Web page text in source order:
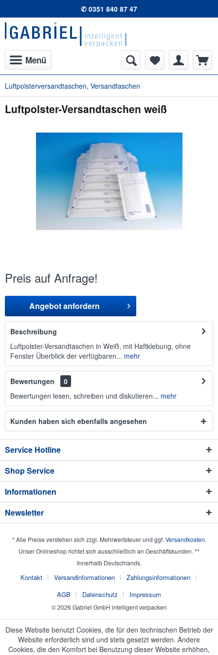
✆ 0351 840 87 47
Menü
Luftpolsterversandtaschen, Versandtaschen
Luftpolster-Versandtaschen weiß
Preis auf Anfrage!
Angebot anfordern
Beschreibung
Luftpolster-Versandtaschen in Weiß, mit Haftklebung, ohne
Fenster Überblick der verfügbaren... mehr
Bewertungen
0
Bewertungen lesen, schreiben und diskutieren... mehr
Kunden haben sich ebenfalls angesehen
Service Hotline
Shop Service
Informationen
Newsletter
* Alle Preise verstehen sich zzgl. Mehrwertsteuer und ggf. Versandkosten.
Unser Onlineshop richtet sich ausschließlich an Geschäftskunden. **
Innerhalb Deutschlands.
Kontakt Versandinformationen
Zahlungsinformationen
AGB
Datenschutz Impressum
© 2026 Gabriel GmbH intelligent verpacken
Diese Website benutzt Cookies, die für den technischen Betrieb der
Website erforderlich sind und stets gesetzt werden. Andere
Cookies, die den Komfort bei Benutzung dieser Website erhöhen,